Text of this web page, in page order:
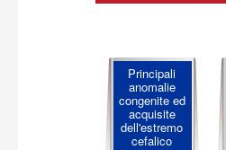
Principali
anomalie
congenite ed
acquisite
dell'estremo
cefalico